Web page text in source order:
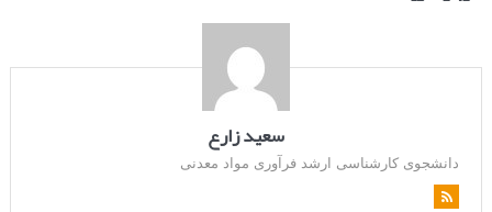
سعید زارع
دانشجوی کارشناسی ارشد فرآوری مواد معدنی